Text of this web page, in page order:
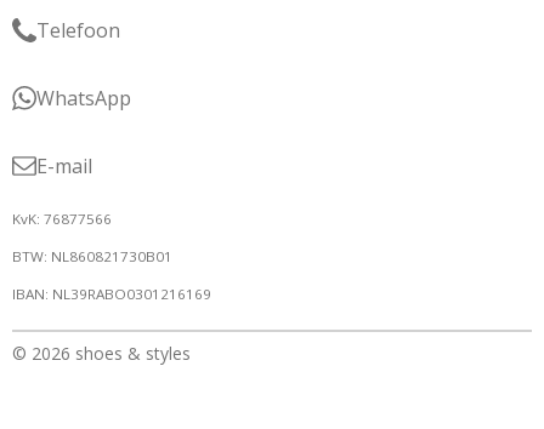
Telefoon
WhatsApp
E-mail
KvK: 76877566
BTW: NL860821730B01
IBAN: NL39RABO0301216169
© 2026 shoes & styles